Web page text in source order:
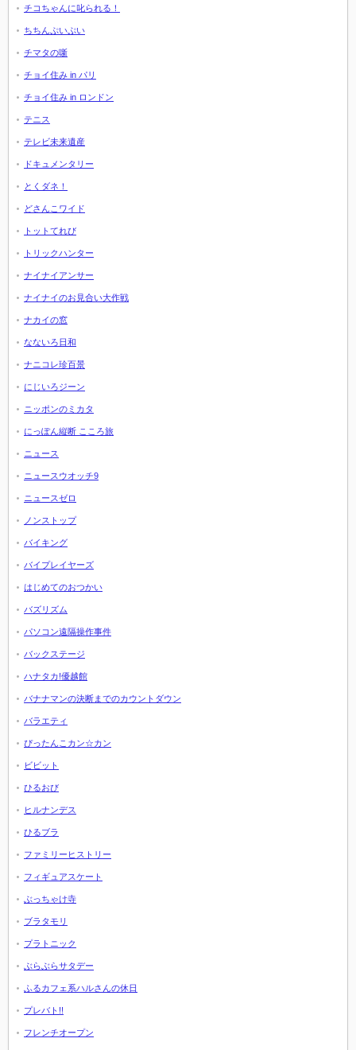
チコちゃんに叱られる！
ちちんぷいぷい
チマタの噺
チョイ住み in パリ
チョイ住み in ロンドン
テニス
テレビ未来遺産
ドキュメンタリー
とくダネ！
どさんこワイド
トットてれび
トリックハンター
ナイナイアンサー
ナイナイのお見合い大作戦
ナカイの窓
なないろ日和
ナニコレ珍百景
にじいろジーン
ニッポンのミカタ
にっぽん縦断 こころ旅
ニュース
ニュースウオッチ9
ニュースゼロ
ノンストップ
バイキング
バイプレイヤーズ
はじめてのおつかい
バズリズム
パソコン遠隔操作事件
バックステージ
ハナタカ!優越館
バナナマンの決断までのカウントダウン
バラエティ
ぴったんこカン☆カン
ビビット
ひるおび
ヒルナンデス
ひるブラ
ファミリーヒストリー
フィギュアスケート
ぶっちゃけ寺
ブラタモリ
プラトニック
ぶらぶらサタデー
ふるカフェ系ハルさんの休日
プレバト!!
フレンチオープン